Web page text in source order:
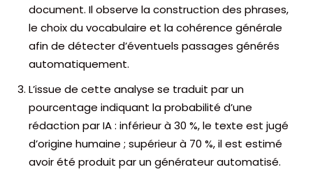
document. Il observe la construction des phrases,
le choix du vocabulaire et la cohérence générale
afin de détecter d’éventuels passages générés
automatiquement.
L’issue de cette analyse se traduit par un
pourcentage indiquant la probabilité d’une
rédaction par IA : inférieur à 30 %, le texte est jugé
d’origine humaine ; supérieur à 70 %, il est estimé
avoir été produit par un générateur automatisé.